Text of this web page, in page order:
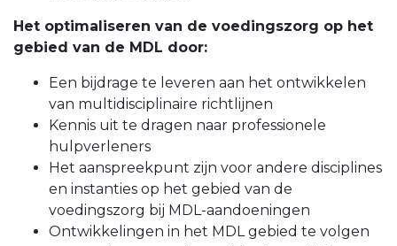
Het optimaliseren van de voedingszorg op het
gebied van de MDL door:
Een bijdrage te leveren aan het ontwikkelen
van multidisciplinaire richtlijnen
Kennis uit te dragen naar professionele
hulpverleners
Het aanspreekpunt zijn voor andere disciplines
en instanties op het gebied van de
voedingszorg bij MDL-aandoeningen
Ontwikkelingen in het MDL gebied te volgen